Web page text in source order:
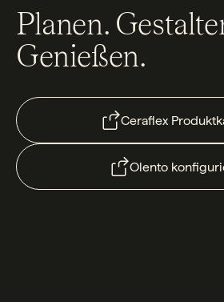
Planen.
Genießen.
Ceraflex
Olento